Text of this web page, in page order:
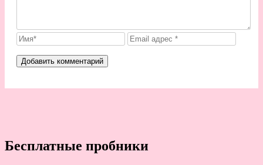
Бесплатные пробники